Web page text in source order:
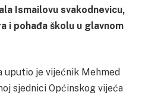
Ismailovu svakodnevicu,
i pohađa školu u glavnom
uputio je vijećnik Mehmed
sjednici Općinskog vijeća